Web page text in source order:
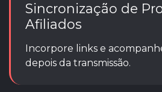
Sincronização de
Afiliados
Incorpore links e
depois da transmissão.